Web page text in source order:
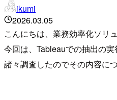
ikumi
2026.03.05
こんにちは、業務効率化ソリ
今回は、Tableauでの抽出の
諸々調査したのでその内容に